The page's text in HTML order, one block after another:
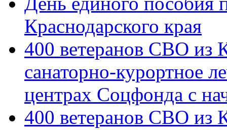
Краснодарского края
400 ветеранов СВО из
санаторно-курортное
центрах Соцфонда с
400 ветеранов СВО из